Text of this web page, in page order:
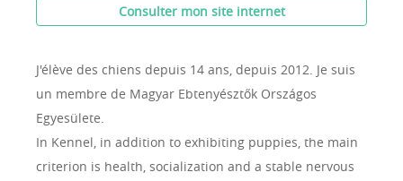
Consulter mon site internet
J'élève des chiens depuis 14 ans, depuis 2012. Je suis
un membre de Magyar Ebtenyésztők Országos
Egyesülete.
In Kennel, in addition to exhibiting puppies, the main
criterion is health, socialization and a stable nervous